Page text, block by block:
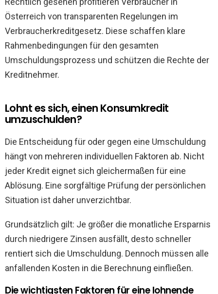
Österreich von transparenten Regelungen im
Verbraucherkreditgesetz. Diese schaffen klare
Rahmenbedingungen für den gesamten
Umschuldungsprozess und schützen die Rechte der
Kreditnehmer.
Lohnt es sich, einen Konsumkredit
umzuschulden?
Die Entscheidung für oder gegen eine Umschuldung
hängt von mehreren individuellen Faktoren ab. Nicht
jeder Kredit eignet sich gleichermaßen für eine
Ablösung. Eine sorgfältige Prüfung der persönlichen
Situation ist daher unverzichtbar.
Grundsätzlich gilt: Je größer die monatliche Ersparnis
durch niedrigere Zinsen ausfällt, desto schneller
rentiert sich die Umschuldung. Dennoch müssen alle
anfallenden Kosten in die Berechnung einfließen.
Die wichtigsten Faktoren für eine lohnende